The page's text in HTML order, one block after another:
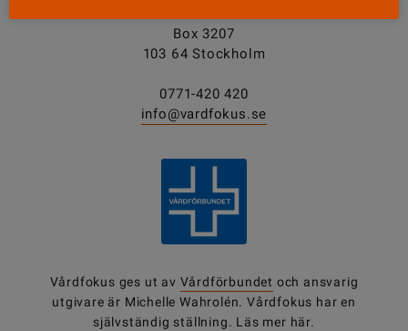
Box 3207
103 64 Stockholm
0771-420 420
info@vardfokus.se
Vårdfokus ges ut av Vårdförbundet och ansvarig
utgivare är Michelle Wahrolén. Vårdfokus har en
självständig ställning. Läs mer här.